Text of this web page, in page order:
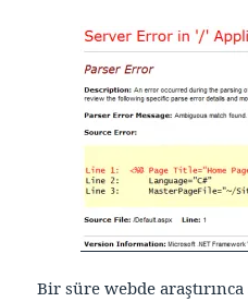
Bir süre webde